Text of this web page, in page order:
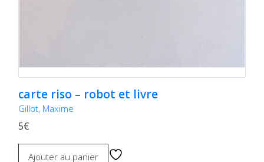
carte riso – robot et livre
Gillot, Maxime
5€
Ajouter au panier